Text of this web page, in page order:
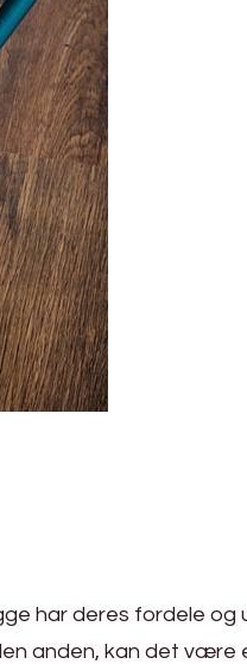
har deres fordele og
anden, kan det være